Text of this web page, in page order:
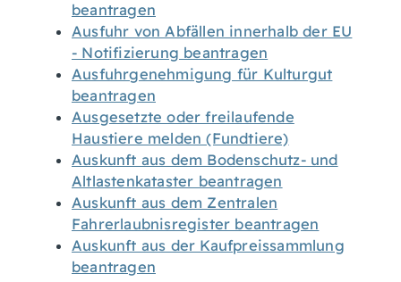
beantragen
Ausfuhr von Abfällen innerhalb der EU
- Notifizierung beantragen
Ausfuhrgenehmigung für Kulturgut
beantragen
Ausgesetzte oder freilaufende
Haustiere melden (Fundtiere)
Auskunft aus dem Bodenschutz- und
Altlastenkataster beantragen
Auskunft aus dem Zentralen
Fahrerlaubnisregister beantragen
Auskunft aus der Kaufpreissammlung
beantragen